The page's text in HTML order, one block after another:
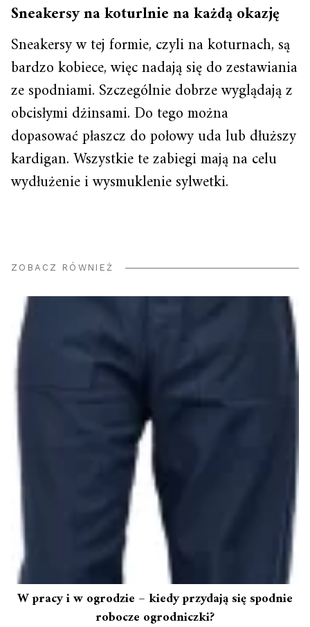
Sneakersy na koturlnie na każdą okazję
Sneakersy w tej formie, czyli na koturnach, są
bardzo kobiece, więc nadają się do zestawiania
ze spodniami. Szczególnie dobrze wyglądają z
obcisłymi dżinsami. Do tego można
dopasować płaszcz do połowy uda lub dłuższy
kardigan. Wszystkie te zabiegi mają na celu
wydłużenie i wysmuklenie sylwetki.
ZOBACZ RÓWNIEŻ
W pracy i w ogrodzie – kiedy przydają się spodnie
robocze ogrodniczki?